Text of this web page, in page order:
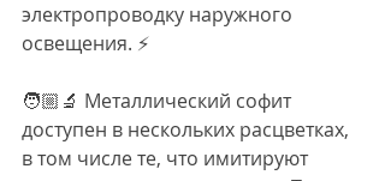
электропроводку наружного
освещения. ⚡️
🧑🏼‍🔬 Металлический софит
доступен в нескольких расцветках,
в том числе те, что имитируют